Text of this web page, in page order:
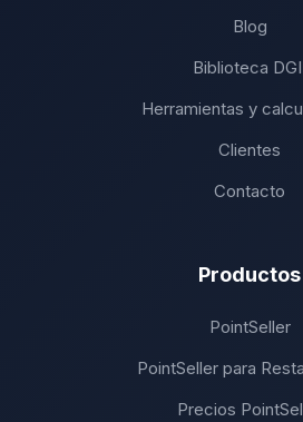
Blog
Biblioteca
Herramientas y
Clientes
Contacto
Productos
PointSeller
PointSeller para
Precios